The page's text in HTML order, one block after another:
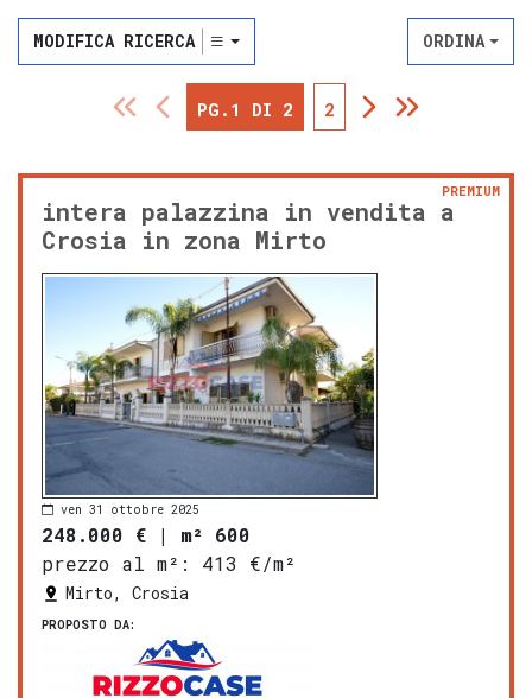
MODIFICA RICERCA ORDINA
PG.1 DI 2 2
intera palazzina in vendita a
Crosia in zona Mirto
PREMIUM
ven 31 ottobre 2025
248.000 € | m² 600
prezzo al m²:
413 €/m²
Mirto, Crosia
PROPOSTO DA: